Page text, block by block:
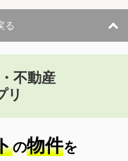
る
不動産
リ
の物件を